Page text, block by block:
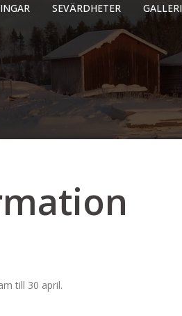
SEVÄRDHETER GALLERI
till 30 april.